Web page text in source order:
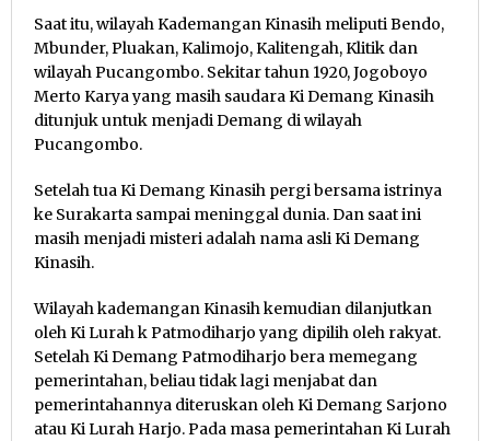
Saat itu, wilayah Kademangan Kinasih meliputi Bendo,
Mbunder, Pluakan, Kalimojo, Kalitengah, Klitik dan
wilayah Pucangombo. Sekitar tahun 1920, Jogoboyo
Merto Karya yang masih saudara Ki Demang Kinasih
ditunjuk untuk menjadi Demang di wilayah
Pucangombo.
Setelah tua Ki Demang Kinasih pergi bersama istrinya
ke Surakarta sampai meninggal dunia. Dan saat ini
masih menjadi misteri adalah nama asli Ki Demang
Kinasih.
Wilayah kademangan Kinasih kemudian dilanjutkan
oleh Ki Lurah k Patmodiharjo yang dipilih oleh rakyat.
Setelah Ki Demang Patmodiharjo bera memegang
pemerintahan, beliau tidak lagi menjabat dan
pemerintahannya diteruskan oleh Ki Demang Sarjono
atau Ki Lurah Harjo. Pada masa pemerintahan Ki Lurah